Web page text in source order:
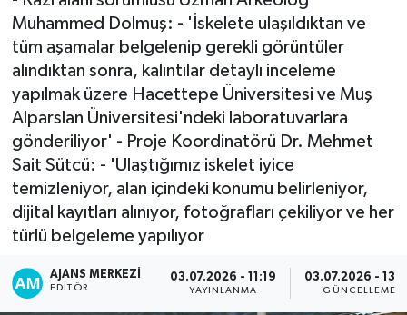
Muhammed Dolmuş: - 'İskelete ulaşıldıktan ve
tüm aşamalar belgelenip gerekli görüntüler
alındıktan sonra, kalıntılar detaylı inceleme
yapılmak üzere Hacettepe Üniversitesi ve Muş
Alparslan Üniversitesi'ndeki laboratuvarlara
gönderiliyor' - Proje Koordinatörü Dr. Mehmet
Sait Sütcü: - 'Ulaştığımız iskelet iyice
temizleniyor, alan içindeki konumu belirleniyor,
dijital kayıtları alınıyor, fotoğrafları çekiliyor ve her
türlü belgeleme yapılıyor
AJANS MERKEZI
EDITÖR
03.07.2026 - 11:19
YAYINLANMA
03.07.2026 -
GÜNCELLEME